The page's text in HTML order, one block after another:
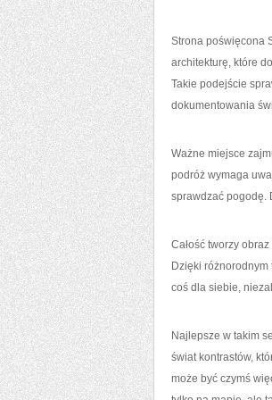
Strona poświęcona
architekturę, które
Takie podejście
dokumentowania
Ważne miejsce
podróż wymaga
sprawdzać pogodę.
Całość tworzy
Dzięki
coś dla siebie,
Najlepsze w takim
świat kontrastów,
może być czymś